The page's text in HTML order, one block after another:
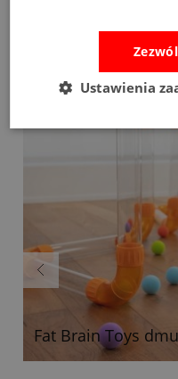
Fat Brain Toys
Ustawienia